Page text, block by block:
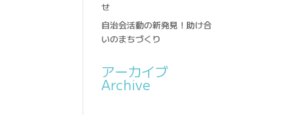
せ
自治会活動の新発見！助け合
いのまちづくり
アーカイブ
Archive